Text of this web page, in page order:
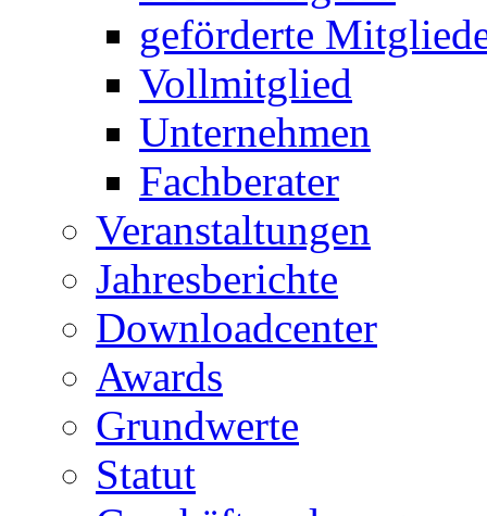
geförderte
Vollmitglied
Unternehmen
Fachberater
Veranstaltungen
Jahresberichte
Downloadcenter
Awards
Grundwerte
Statut